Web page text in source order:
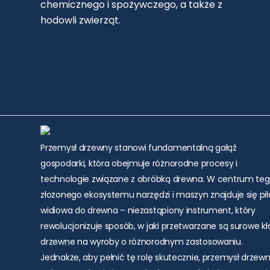
chemicznego i spożywczego, a także z
hodowli zwierząt.
Przemysł drzewny stanowi fundamentalną gałąź
gospodarki, która obejmuje różnorodne procesy i
technologie związane z obróbką drewna. W centrum
złożonego ekosystemu narzędzi i maszyn znajduje się
widiowa do drewna – niezastąpiony instrument, który
rewolucjonizuje sposób, w jaki przetwarzane są surowe
drzewne na wyroby o różnorodnym zastosowaniu.
Jednakże, aby pełnić tę rolę skutecznie, przemysł